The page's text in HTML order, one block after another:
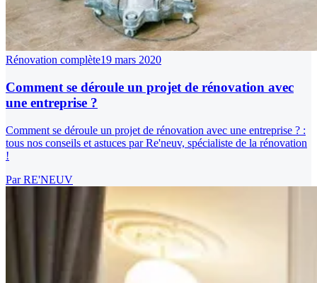
Rénovation complète19 mars 2020
Comment se déroule un projet de rénovation avec
une entreprise ?
Comment se déroule un projet de rénovation avec une entreprise ? :
tous nos conseils et astuces par Re'neuv, spécialiste de la rénovation
!
ParRE'NEUV